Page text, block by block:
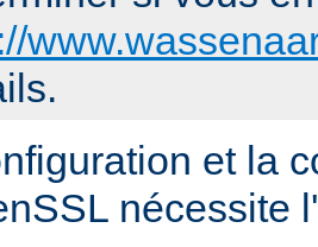
et la
nécessite